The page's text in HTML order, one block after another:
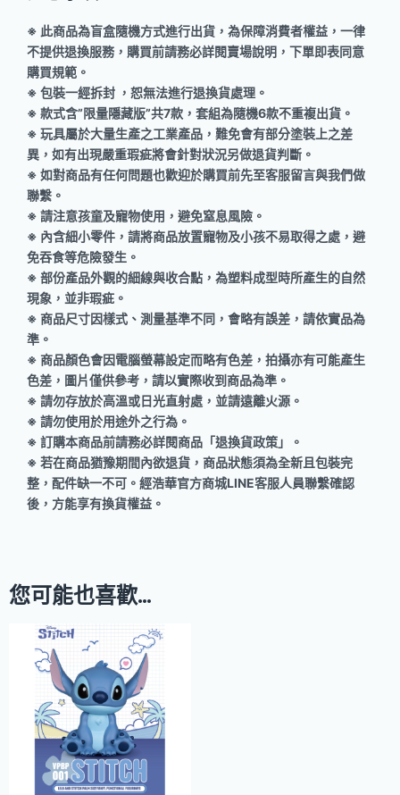
※ 此商品為盲盒隨機方式進行出貨，為保障消費者權益，一律
不提供退換服務，購買前請務必詳閱賣場說明，下單即表同意
購買規範。
※ 包裝一經拆封 ，恕無法進行退換貨處理。
※ 款式含”限量隱藏版”共7款，套組為隨機6款不重複出貨。
※ 玩具屬於大量生產之工業產品，難免會有部分塗裝上之差
異，如有出現嚴重瑕疵將會針對狀況另做退貨判斷。
※ 如對商品有任何問題也歡迎於購買前先至客服留言與我們做
聯繫。
※ 請注意孩童及寵物使用，避免窒息風險。
※ 內含細小零件，請將商品放置寵物及小孩不易取得之處，避
免吞食等危險發生。
※ 部份產品外觀的細線與收合點，為塑料成型時所產生的自然
現象，並非瑕疵。
※ 商品尺寸因樣式、測量基準不同，會略有誤差，請依實品為
準。
※ 商品顏色會因電腦螢幕設定而略有色差，拍攝亦有可能產生
色差，圖片僅供參考，請以實際收到商品為準。
※ 請勿存放於高溫或日光直射處，並請遠離火源。
※ 請勿使用於用途外之行為。
※ 訂購本商品前請務必詳閱商品「退換貨政策」。
※ 若在商品猶豫期間內欲退貨，商品狀態須為全新且包裝完
整，配件缺一不可。經浩華官方商城LINE客服人員聯繫確認
後，方能享有換貨權益。
您可能也喜歡…